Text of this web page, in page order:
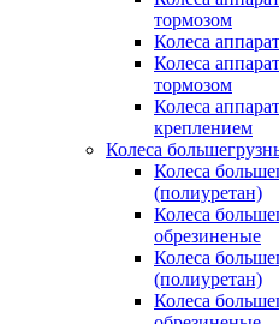
тормозом
Колеса
Колеса
тормозом
Колеса
креплением
Колеса
Колеса
(полиуретан)
Колеса
обрезиненые
Колеса
(полиуретан)
Колеса